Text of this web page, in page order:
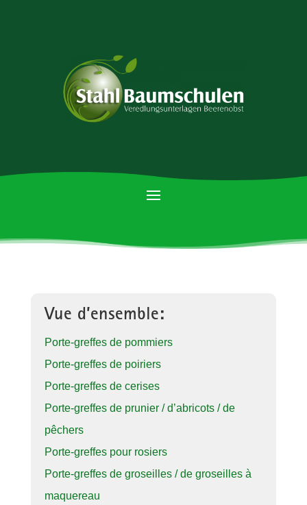
Vue d’ensemble:
Porte-greffes de pommiers
Porte-greffes de poiriers
Porte-greffes de cerises
Porte-greffes de prunier / d’abricots / de
pêchers
Porte-greffes pour rosiers
Porte-greffes de groseilles / de groseilles à
maquereau